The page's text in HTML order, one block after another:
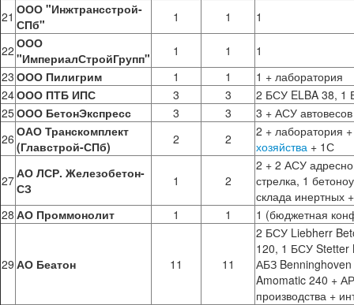
21 ООО "Инжтрансстрой-
СПб"
1 1 1
22 ООО
"ИмпериалСтройГрупп"
1 1
1
23 ООО Пилигрим 1 1
1 + лаборатория
24ООО ПТБ ИПС 3 3
2 БСУ ELBA 38, 1
25ООО БетонЭкспресс 3 3
3 + АСУ
26 ОАО Транскомплект
(Главстрой-СПб)
2 2
2 + лаборатория
хозяйства + 1С
27АО ЛСР. Железобетон-
СЗ
1 2
2 + 2 АСУ
стрелка, 1
склада инертных
28 АО Проммонолит 1 1 1 (бюджетная
29 АО Беатон 11 11
2 БСУ Liebherr
120, 1 БСУ Stetter
АБЗ
Amomatic 240 +
производства +